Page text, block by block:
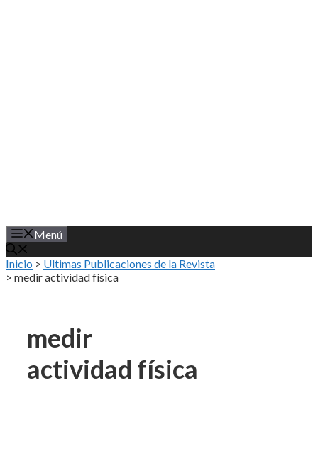
Menú
Inicio > Ultimas Publicaciones de la Revista
> medir actividad física
medir
actividad física